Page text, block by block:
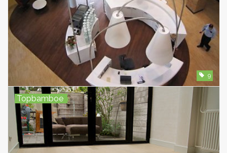
9
Topbamboe a